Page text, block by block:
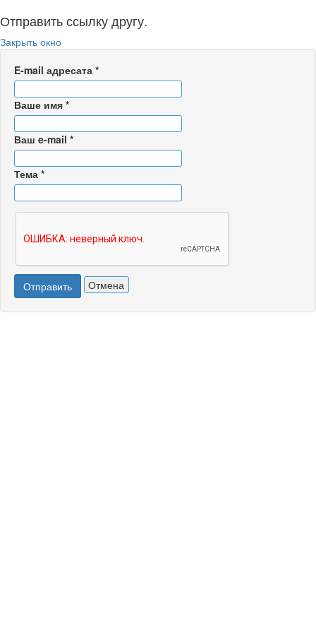
Отправить ссылку другу.
Закрыть окно
E-mail адресата *
Ваше имя *
Ваш e-mail *
Тема *
Отправить Отмена